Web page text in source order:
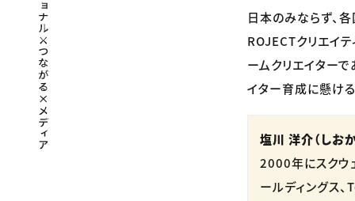
日本のみならず、
ROJECTクリエイ
ームクリエイター
イター育成に懸け
塩川 洋介（しおか
2000年にスクウ
ールディングス